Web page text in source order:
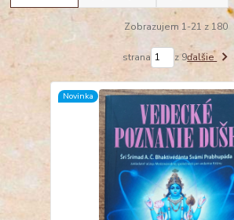
Zobrazujem 1-21 z 180
strana z 9ďalšie
Novinka